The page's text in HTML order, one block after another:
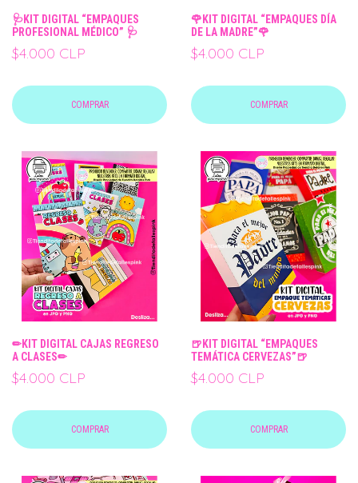
🩺KIT DIGITAL “EMPAQUES
PROFESIONAL MÉDICO” 🩺
$4.000 CLP
COMPRAR
🌹KIT DIGITAL “EMPAQUES DÍA
DE LA MADRE”🌹
$4.000 CLP
COMPRAR
✏KIT DIGITAL CAJAS REGRESO
A CLASES✏
$4.000 CLP
COMPRAR
🍺KIT DIGITAL “EMPAQUES
TEMÁTICA CERVEZAS”🍺
$4.000 CLP
COMPRAR